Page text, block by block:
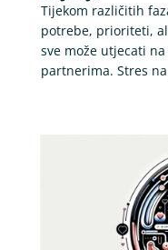
Tijekom različitih
potrebe, prioriteti,
sve može utjecati
partnerima. Stres